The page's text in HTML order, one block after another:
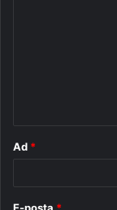
Ad *
E-posta *